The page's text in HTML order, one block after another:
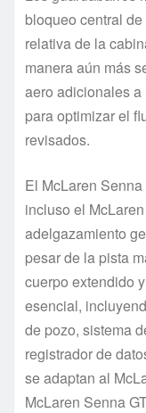
bloqueo central
relativa de la
manera aún más
aero adicionales
para optimizar el
revisados.
El McLaren
incluso el
adelgazamiento
pesar de la pista
cuerpo extendido
esencial,
de pozo, sistema
registrador de
se adaptan al
McLaren Senna